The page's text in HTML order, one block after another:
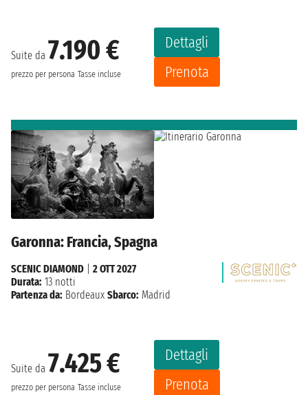
Suite da 7.190 €
prezzo per persona Tasse incluse
Dettagli
Prenota
Garonna: Francia, Spagna
Suite da 7.425 €
prezzo per persona Tasse incluse
Dettagli
Prenota
SCENIC DIAMOND
2 OTT 2027
Durata: 13 notti
Partenza da: Bordeaux Sbarco: Madrid